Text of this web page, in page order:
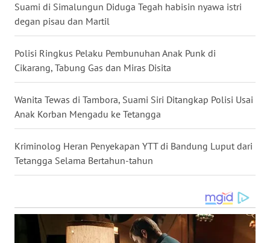
Suami di Simalungun Diduga Tegah habisin nyawa istri
degan pisau dan Martil
Polisi Ringkus Pelaku Pembunuhan Anak Punk di
Cikarang, Tabung Gas dan Miras Disita
Wanita Tewas di Tambora, Suami Siri Ditangkap Polisi Usai
Anak Korban Mengadu ke Tetangga
Kriminolog Heran Penyekapan YTT di Bandung Luput dari
Tetangga Selama Bertahun-tahun
WN
BOGOR
WN
DEPOK
WN
TAPANULI
UTARA
WN
PADANG
LAWAS